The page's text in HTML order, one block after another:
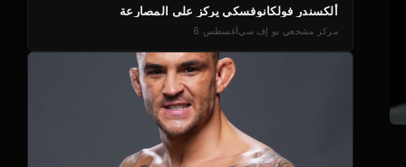
ألكسندر فولكانوفسكي يركز على المصارعة
مركز مشجعي يو إف سيأغسطس 6